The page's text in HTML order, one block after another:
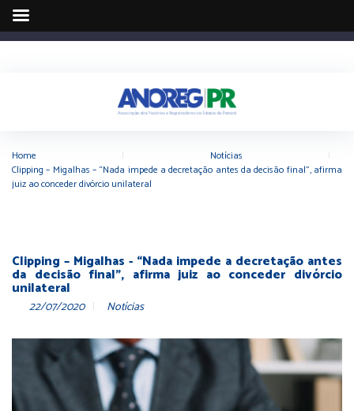
Home Notícias
Clipping – Migalhas – “Nada impede a decretação antes da decisão final”, afirma
juiz ao conceder divórcio unilateral
Clipping – Migalhas - “Nada impede a decretação antes
da decisão final", afirma juiz ao conceder divórcio
unilateral
22/07/2020 Notícias